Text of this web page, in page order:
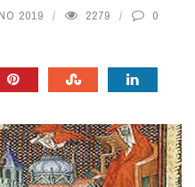
2019 2279 0